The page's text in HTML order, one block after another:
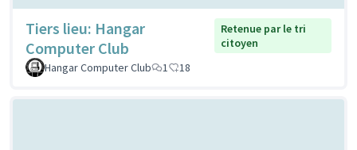
Tiers lieu: Hangar
Computer Club
Retenue par le tri
citoyen
Hangar Computer Club
1 18